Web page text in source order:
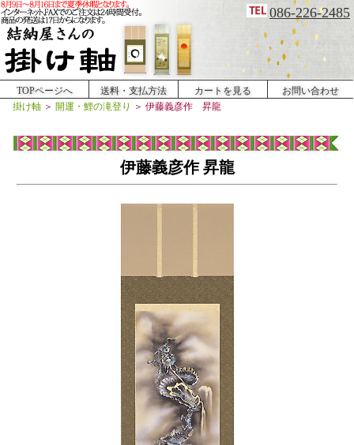
086-226-2485
TOPページへ 送料・支払方法 カートを見る
お問い合わせ
掛け軸 ＞ 開運・鯉の滝登り ＞ 伊藤義彦作 昇龍
伊藤義彦作 昇龍